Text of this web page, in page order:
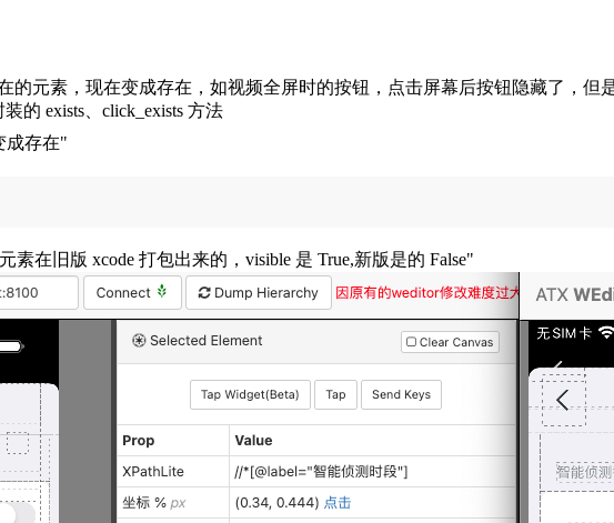
的元素，现在变成存在，如视频全屏时的按钮，点击屏幕后按钮隐藏了，
的 exists、click_exists 方法
成存在"
在旧版 xcode 打包出来的，visible 是 True,新版是的 False"